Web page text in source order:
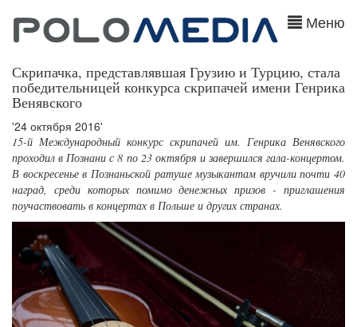
Меню
Скрипачка, представлявшая Грузию и Турцию, стала
победительницей конкурса скрипачей имени Генрика
Венявского
'24 октября 2016'
15-й Международный конкурс скрипачей им. Генрика Венявского
проходил в Познани с 8 по 23 октября и завершился гала-концертом.
В воскресенье в Познаньской ратуше музыкантам вручили почти 40
наград, среди которых помимо денежных призов - приглашения
поучаствовать в концертах в Польше и других странах.